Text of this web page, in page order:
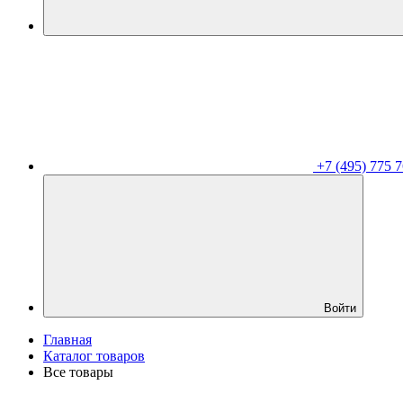
+7 (495) 775
Войти
Главная
Каталог товаров
Все товары